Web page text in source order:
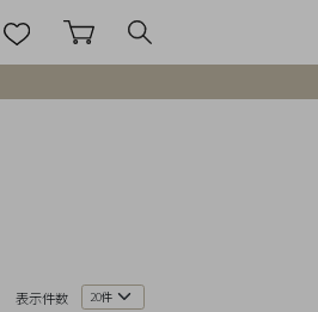
表示件数